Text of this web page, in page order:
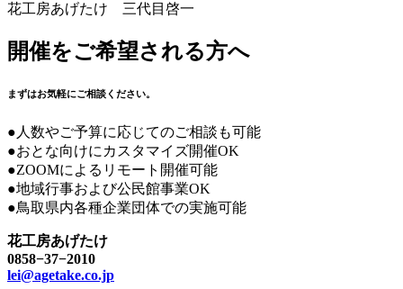
花工房あげたけ 三代目啓一
開催をご希望される方へ
まずはお気軽にご相談ください。
●人数やご予算に応じてのご相談も可能
●おとな向けにカスタマイズ開催OK
●ZOOMによるリモート開催可能
●地域行事および公民館事業OK
●鳥取県内各種企業団体での実施可能
花工房あげたけ
0858−37−2010
lei@agetake.co.jp